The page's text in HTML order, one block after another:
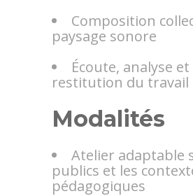
Composition
paysage sonore
Écoute, analyse et
restitution du travail
Modalités
Atelier adaptable
publics et les
pédagogiques